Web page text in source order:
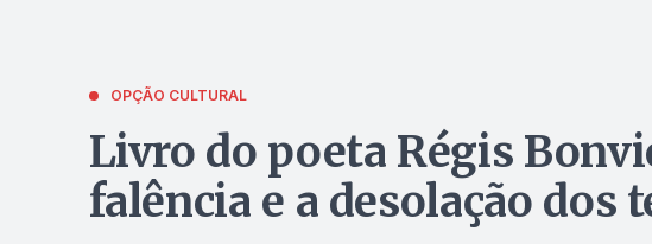
OPÇÃO CULTURAL
Livro do poeta Régis
falência e a desolação dos